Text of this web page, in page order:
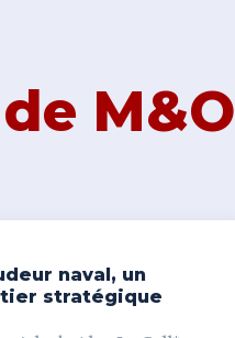
M&O
naval, un
stratégique